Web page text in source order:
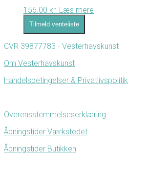
156.00 kr. Læs mere
Tilmeld venteliste
CVR 39877783 - Vesterhavskunst
Om Vesterhavskunst
Handelsbetingelser & Privatlivspolitik
Overensstemmelseserklæring
Åbningstider Værkstedet
Åbningstider Butikken